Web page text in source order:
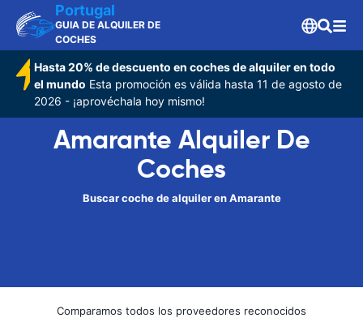
Portugal
GUIA DE ALQUILER DE
COCHES
Hasta 20% de descuento en coches de alquiler en todo
el mundo Esta promoción es válida hasta 11 de agosto de
2026 - ¡aprovéchala hoy mismo!
Amarante Alquiler De
Coches
Buscar coche de alquiler en Amarante
Comparamos todos los proveedores reconocidos